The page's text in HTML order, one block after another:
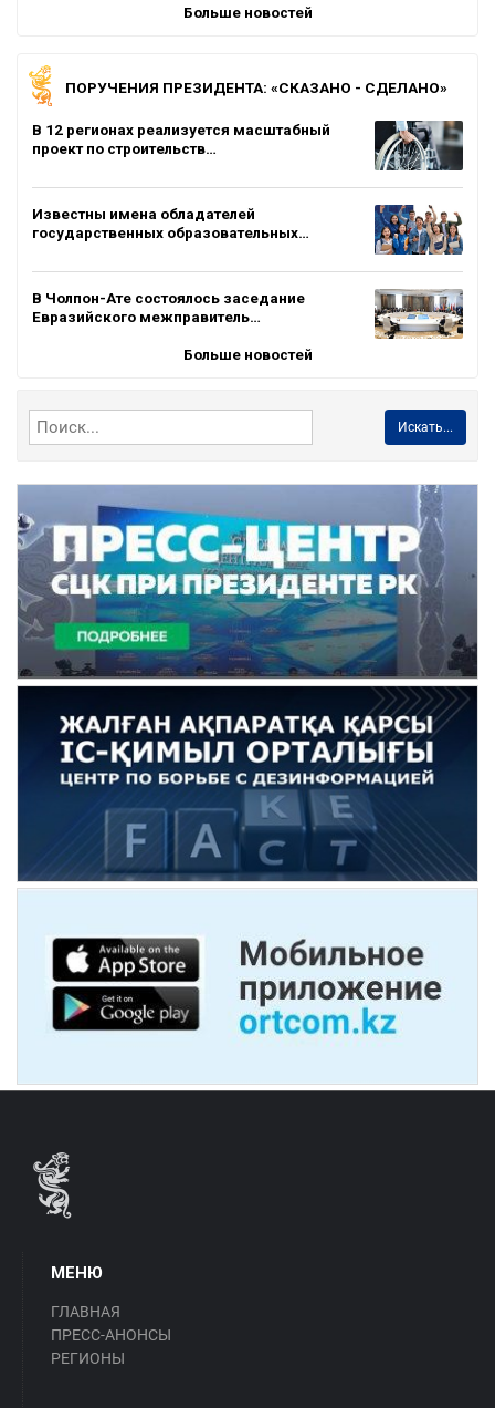
Больше новостей
ПОРУЧЕНИЯ ПРЕЗИДЕНТА: «СКАЗАНО - СДЕЛАНО»
В 12 регионах реализуется масштабный
проект по строительств…
Известны имена обладателей
государственных образовательных…
В Чолпон-Ате состоялось заседание
Евразийского межправитель…
Больше новостей
Искать...
МЕНЮ
ГЛАВНАЯ
ПРЕСС-АНОНСЫ
РЕГИОНЫ